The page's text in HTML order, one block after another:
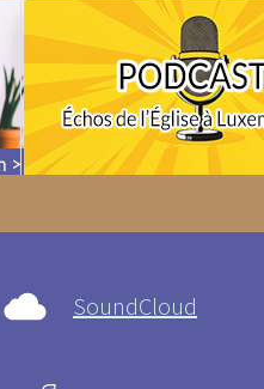
SoundCloud